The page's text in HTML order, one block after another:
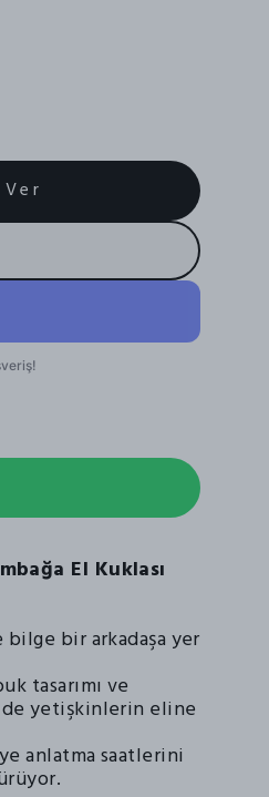
El Kuklası
bir arkadaşa yer
tasarımı ve
de yetişkinlerin eline
anlatma saatlerini